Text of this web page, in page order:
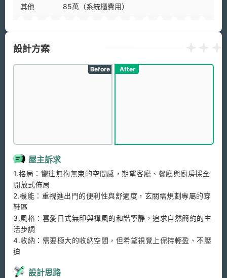
其他 85萬（系統櫃費用）
設計方案
Before After
屋主訴求
1.格局：嚮往無拘無束的空間感，期望客廳、餐廳與廚房採全
開放式佈局
2.機能：重視進出門的便利性與舒適度，玄關需規劃專屬的穿
鞋區
3.風格：喜愛日式無印與禪風的和諧寧靜，追求自然簡約的生
活步調
4.收納：需要極大的收納空間，但希望視覺上保持輕盈、不壓
迫
設計思路